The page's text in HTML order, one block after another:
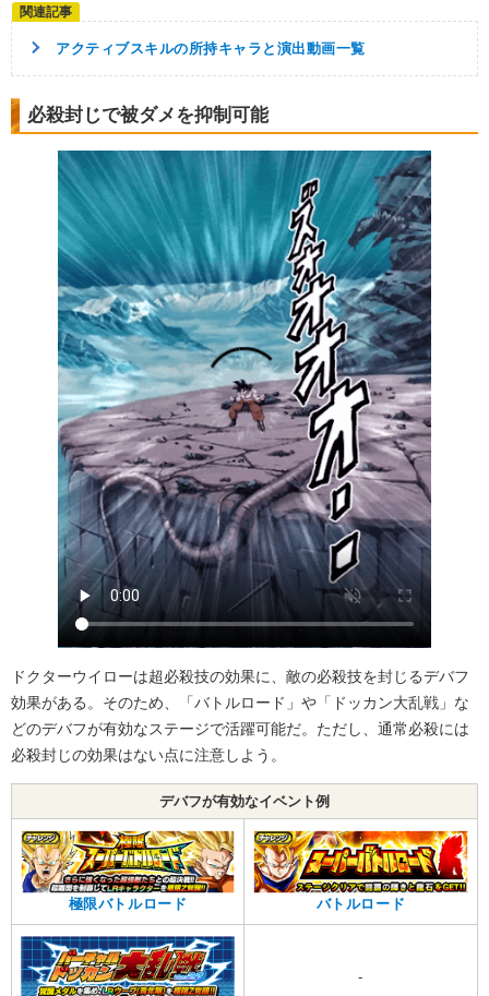
アクティブスキルの所持キャラと演出動画一覧
必殺封じで被ダメを抑制可能
ドクターウイローは超必殺技の効果に、敵の必殺技を封じるデバフ
効果がある。そのため、「バトルロード」や「ドッカン大乱戦」な
どのデバフが有効なステージで活躍可能だ。ただし、通常必殺には
必殺封じの効果はない点に注意しよう。
デバフが有効なイベント例
極限バトルロード バトルロード
-